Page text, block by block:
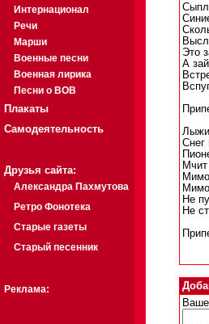
Интернационал
Речи
Марши
Военные песни
Военная лирика
Песни о ВОВ
Плакаты
Самодеятельность
Друзья сайта:
Александра Пахмутова
Ретро Фонотека
Старые газеты
Старый песенник
Реклама:
Это
А
Лыжи
Снег
Мимо
Не
Не